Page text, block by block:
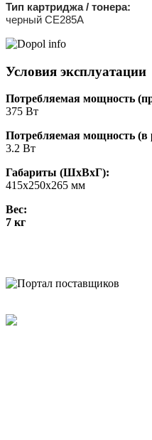
Тип картриджа / тонера:
черный CE285A
Условия эксплуатации
Потребляемая мощность
375 Вт
Потребляемая мощность
3.2 Вт
Габариты (ШхВхГ):
415х250х265 мм
Вес:
7 кг